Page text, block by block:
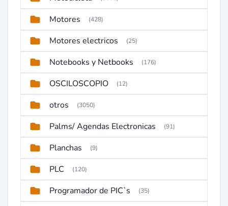
Motores (428)
Motores electricos (25)
Notebooks y Netbooks (176)
OSCILOSCOPIO (12)
otros (3050)
Palms/ Agendas Electronicas (91)
Planchas (9)
PLC (120)
Programador de PIC`s (35)